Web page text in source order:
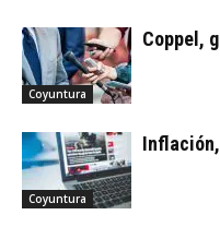
Coyuntura
Coppel,
Coyuntura